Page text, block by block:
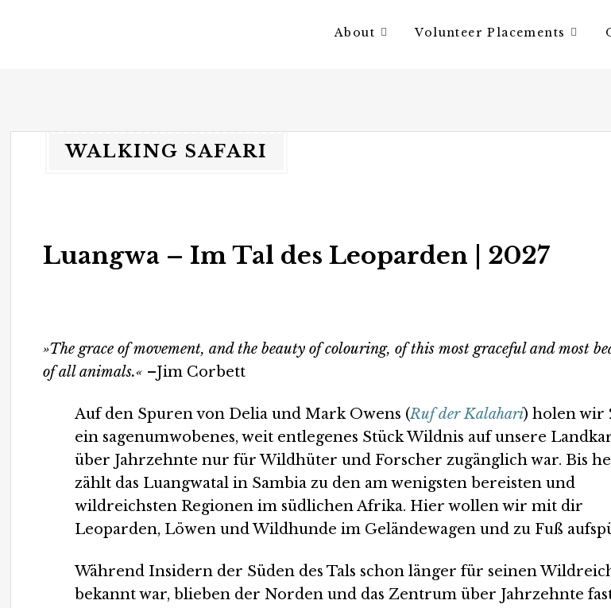
About Volunteer Placements
vagateers
WALKING SAFARI
Luangwa – Im Tal des Leoparden | 2027
»The grace of movement, and the beauty of colouring, of this most graceful and most
of all animals.« –Jim Corbett
Auf den Spuren von Delia und Mark Owens (Ruf der Kalahari) holen wir
ein sagenumwobenes, weit entlegenes Stück Wildnis auf unsere
über Jahrzehnte nur für Wildhüter und Forscher zugänglich war. Bis
zählt das Luangwatal in Sambia zu den am wenigsten bereisten und
wildreichsten Regionen im südlichen Afrika. Hier wollen wir mit dir
Leoparden, Löwen und Wildhunde im Geländewagen und zu Fuß
Während Insidern der Süden des Tals schon länger für seinen
bekannt war, blieben der Norden und das Zentrum über Jahrzehnte